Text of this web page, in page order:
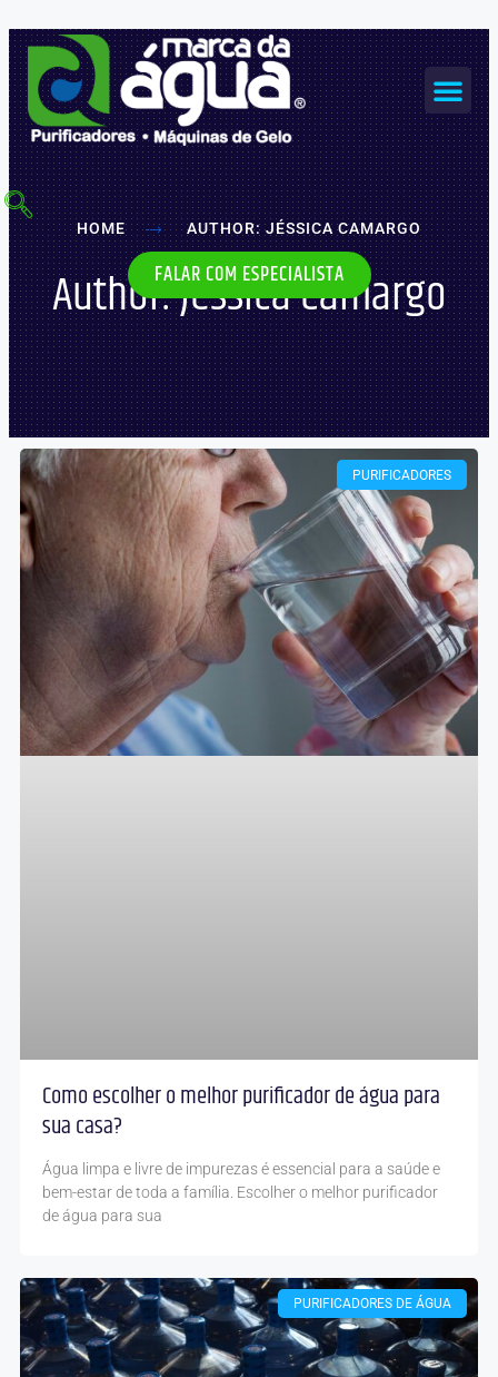
para
conteúdo
FALAR COM ESPECIALISTA
HOME AUTHOR:JÉSSICA CAMARGO
Author:Jéssica Camargo
PURIFICADORES
Como escolher o melhor purificador de água para
sua casa?
Água limpa e livre de impurezas é essencial para a saúde e
bem-estar de toda a família. Escolher o melhor purificador
de água para sua
PURIFICADORES DE ÁGUA